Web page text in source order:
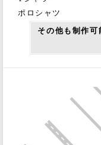
ポロシャツ
その他も制作可